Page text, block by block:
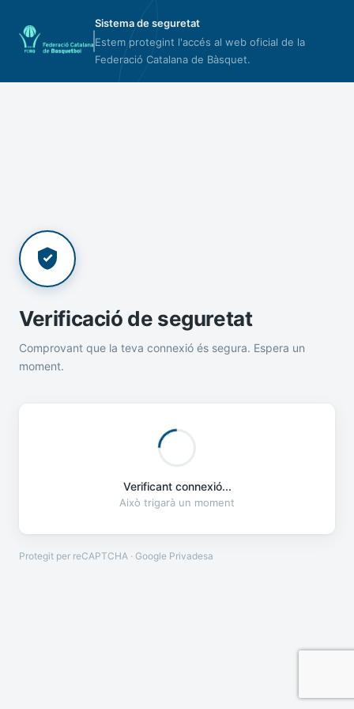
Sistema de seguretat
Estem protegint l'accés al web oficial de la
Federació Catalana de Bàsquet.
Verificació de seguretat
Comprovant que la teva connexió és segura. Espera un
moment.
Verificant connexió...
Això trigarà un moment
Protegit per reCAPTCHA · Google Privadesa